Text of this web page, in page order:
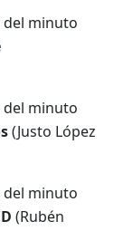
minuto
minuto
(Justo López
minuto
(Rubén